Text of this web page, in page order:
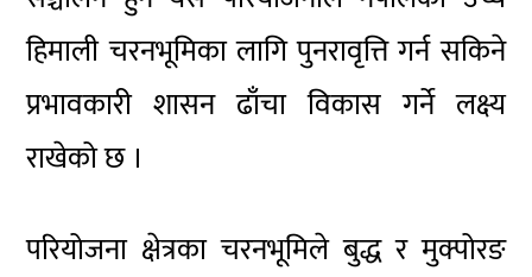
हिमाली चरनभूमिका लागि पुनरावृत्ति गर्न सकिने
प्रभावकारी शासन ढाँचा विकास गर्ने लक्ष्य
राखेको छ ।
परियोजना क्षेत्रका चरनभूमिले बुद्ध र मुक्पोरङ